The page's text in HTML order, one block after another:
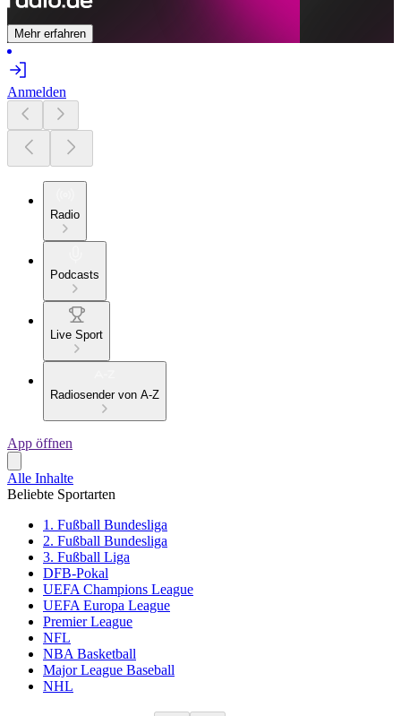
Mehr erfahren
Anmelden
Radio
Podcasts
Live Sport
Radiosender von A-Z
App öffnen
Alle Inhalte
Beliebte Sportarten
1. Fußball Bundesliga
2. Fußball Bundesliga
3. Fußball Liga
DFB-Pokal
UEFA Champions League
UEFA Europa League
Premier League
NFL
NBA Basketball
Major League Baseball
NHL